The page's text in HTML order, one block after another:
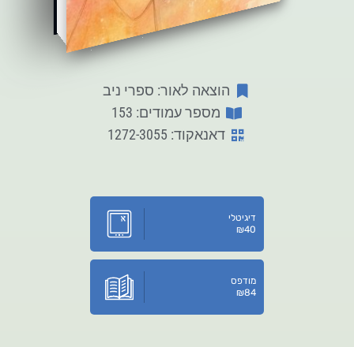
הוצאה לאור: ספרי ניב
מספר עמודים: 153
דאנאקוד: 1272-3055
דיגיטלי
₪40
מודפס
₪84